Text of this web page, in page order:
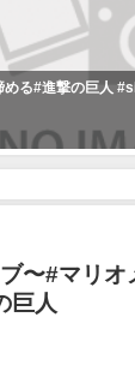
める#進撃の巨人
〜#マリ
巨人